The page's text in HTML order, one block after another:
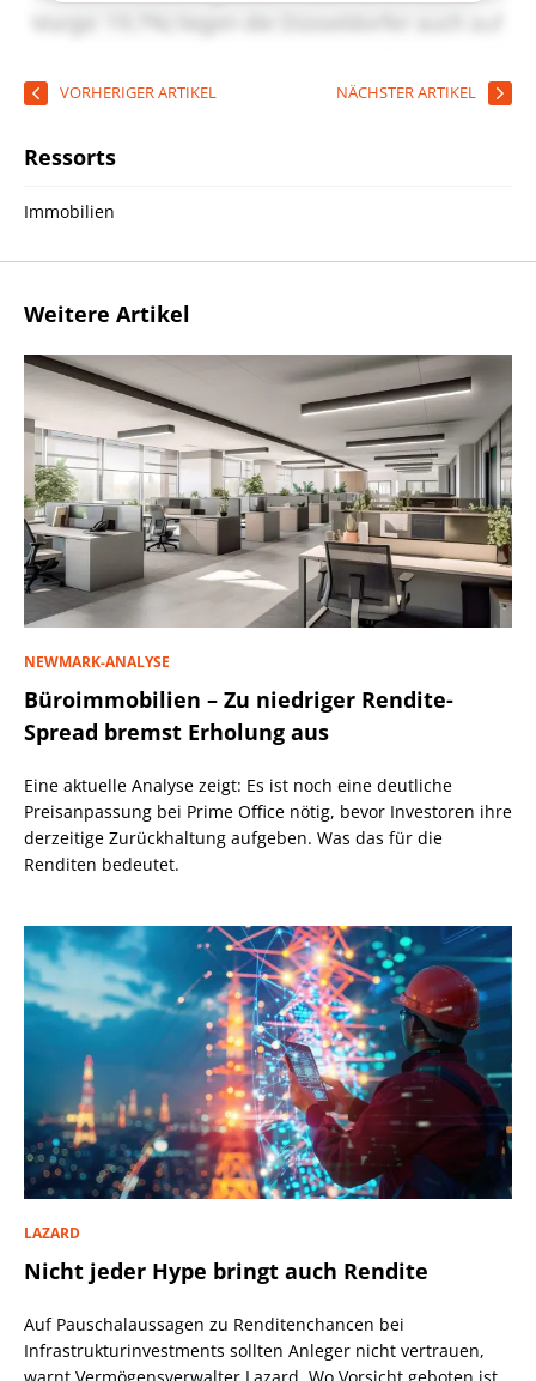
VORHERIGER ARTIKEL NÄCHSTER ARTIKEL
Ressorts
Immobilien
Weitere Artikel
NEWMARK-ANALYSE
Büroimmobilien – Zu niedriger Rendite-
Spread bremst Erholung aus
Eine aktuelle Analyse zeigt: Es ist noch eine deutliche
Preisanpassung bei Prime Office nötig, bevor Investoren ihre
derzeitige Zurückhaltung aufgeben. Was das für die
Renditen bedeutet.
LAZARD
Nicht jeder Hype bringt auch Rendite
Auf Pauschalaussagen zu Renditenchancen bei
Infrastrukturinvestments sollten Anleger nicht vertrauen,